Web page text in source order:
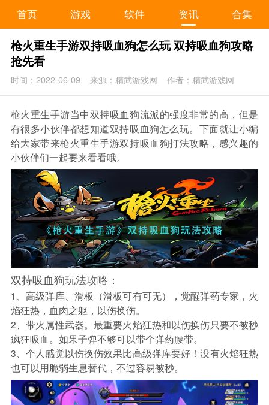
首页 游戏 软件 资讯 合集
枪火重生手游双持吸血狗怎么玩 双持吸血狗攻略
抢先看
时间：2022-06-09 来源：精武游戏网 作者：精武游戏网
枪火重生手游当中双持吸血狗流派的强度非常的高，但是
有很多小伙伴都想知道双持吸血狗怎么玩。下面就让小编
给大家带来枪火重生手游双持吸血狗打法攻略，感兴趣的
小伙伴们一起要来看看哦。
双持吸血狗玩法攻略：
1、高级弹库、滑板（滑板可有可无），觉醒弹药专家，火
焰狂热，血肉之躯，以伤换伤。
2、带火属性武器。最重要火焰狂热和以伤换伤只要不被秒
疯狂吸血。如果子弹不够可以带个弹药腰带。
3、个人感觉以伤换伤效果比高级弹库要好！没有火焰狂热
也可以用脆弱生息替代，不过容易被秒。